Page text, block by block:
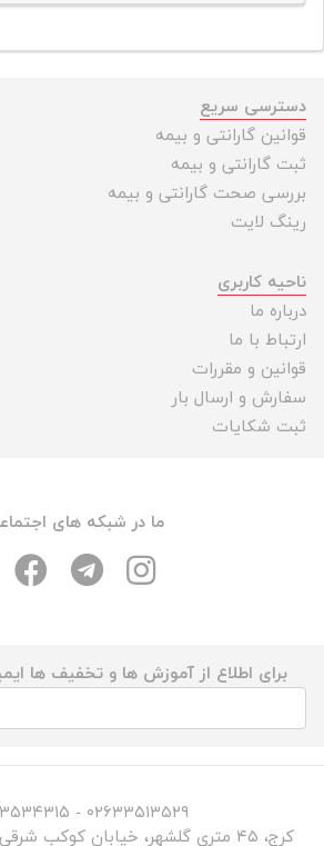
دسترسی سریع
قوانین گارانتی و بیمه
ثبت گارانتی و بیمه
بررسی صحت گارانتی و بیمه
رینگ لایت
ناحیه کاربری
درباره ما
ارتباط با ما
قوانین و مقررات
سفارش و ارسال بار
ثبت شکایات
ما در شبکه های
برای اطلاع از آموزش ها و تخفیف ها
۰۲۶۳۳۵۱۳۵۲۹ - ۰۲۶۳۳۵۳۴۳۱۵
کرج، ۴۵ متری گلشهر، خیابان کوکب شرقی، عکس و فیلم مکث